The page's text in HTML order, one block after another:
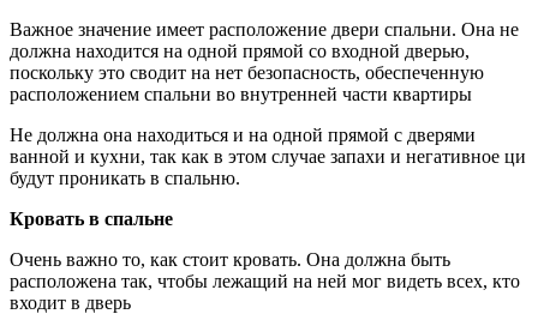
Важное значение имеет расположение двери спальни. Она не
должна находится на одной прямой со входной дверью,
поскольку это сводит на нет безопасность, обеспеченную
расположением спальни во внутренней части квартиры
Не должна она находиться и на одной прямой с дверями
ванной и кухни, так как в этом случае запахи и негативное ци
будут проникать в спальню.
Кровать в спальне
Очень важно то, как стоит кровать. Она должна быть
расположена так, чтобы лежащий на ней мог видеть всех, кто
входит в дверь